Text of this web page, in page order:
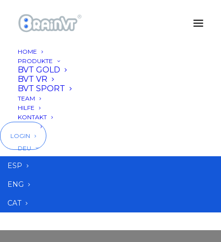
HOME
PRODUKTE
BVT GOLD
BVT VR
BVT SPORT
TEAM
HILFE
KONTAKT
LOGIN
DEU
ESP
ENG
CAT
pádel